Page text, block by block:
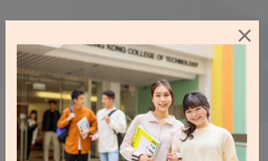
×
精彩片段
體驗課堂內外精彩生活